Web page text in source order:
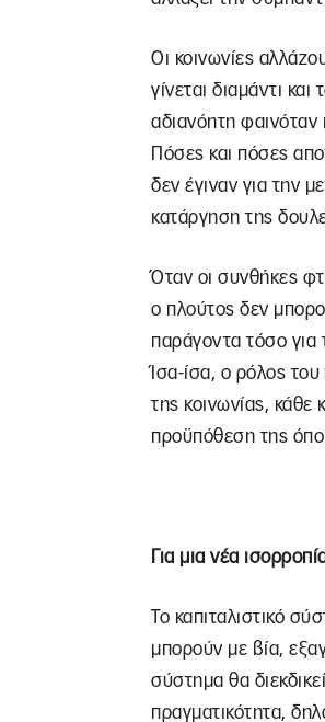
Οι κοινωνίες
γίνεται διαμάντι
αδιανόητη φαινόταν
Πόσες και πόσες
δεν έγιναν για την
κατάργηση της
Όταν οι συνθήκες
ο πλούτος δεν
παράγοντα τόσο για
Ίσα-ίσα, ο ρόλος του
της κοινωνίας, κάθε
προϋπόθεση της
Για μια νέα
Το καπιταλιστικό
μπορούν με βία,
σύστημα θα
πραγματικότητα,